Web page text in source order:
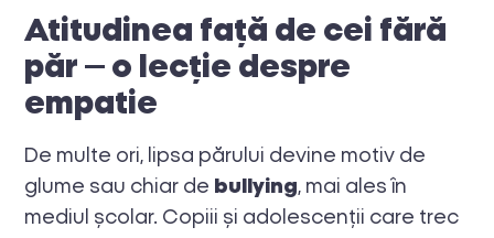
Atitudinea față de cei fără
păr – o lecție despre
empatie
De multe ori, lipsa părului devine motiv de
glume sau chiar de bullying, mai ales în
mediul școlar. Copiii și adolescenții care trec